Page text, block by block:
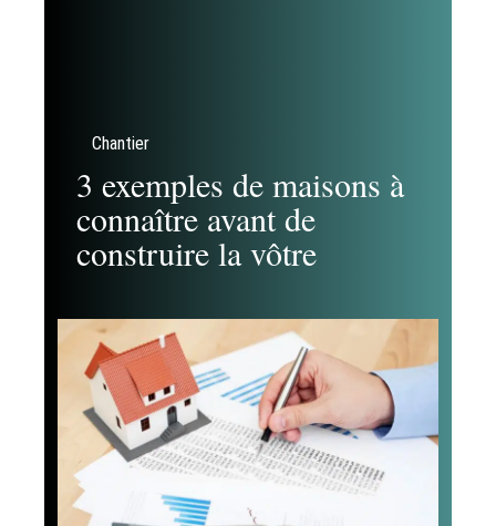
Chantier
3 exemples de maisons à
connaître avant de
construire la vôtre